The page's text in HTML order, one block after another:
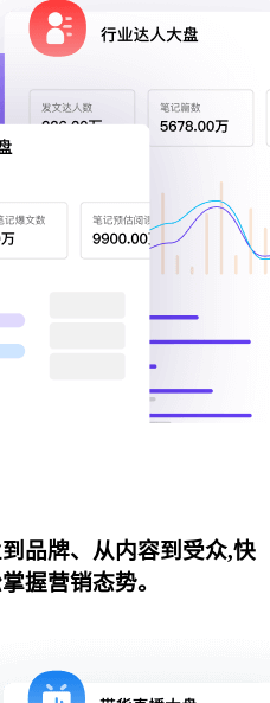
品牌、从内容到受众,快
握营销态势。